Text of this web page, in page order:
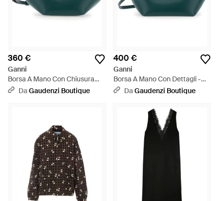
360 €
Ganni
Borsa A Mano Con Chiusura
Magnetica E Dettagli - Verde
DaGaudenzi Boutique
400 €
Ganni
Borsa A Mano Con Dettagli -
Verde
DaGaudenzi Boutique